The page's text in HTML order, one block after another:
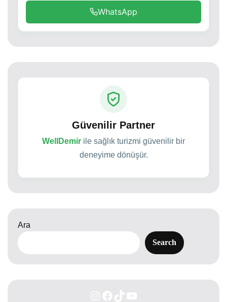
WhatsApp
Güvenilir Partner
WellDemir ile sağlık turizmi güvenilir bir
deneyime dönüşür.
Ara
Search